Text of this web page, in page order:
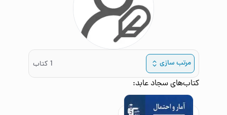
مرتب سازی 1 کتاب
کتاب‌هایسجاد عابد: